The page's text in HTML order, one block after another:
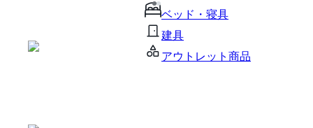
ベッド・寝具
建具
アウトレット商品